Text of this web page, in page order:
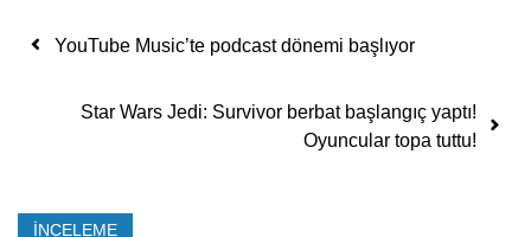
Yazı dolaşımı
YouTube Music’te podcast dönemi başlıyor
Star Wars Jedi: Survivor berbat başlangıç yaptı!
Oyuncular topa tuttu!
İNCELEME